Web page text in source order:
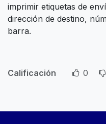
imprimir etiquetas de
dirección de destino,
barra.
Calificación 0